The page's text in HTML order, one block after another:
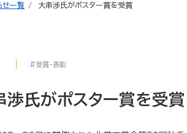
せ一覧 大串渉氏がポスター賞を受賞
受賞・表彰
渉氏がポスター賞を受賞